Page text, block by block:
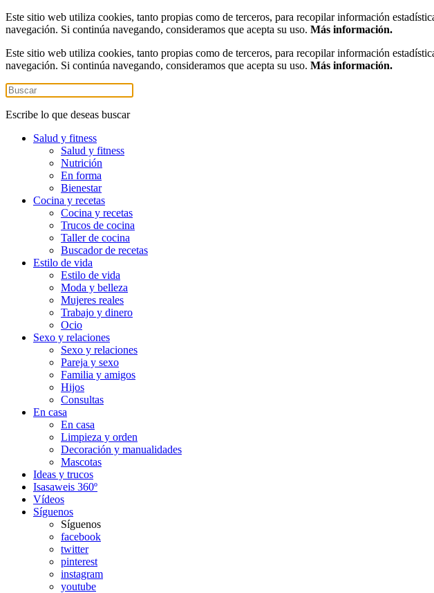
Este sitio web utiliza cookies, tanto propias como de terceros, para recopilar información
navegación. Si continúa navegando, consideramos que acepta su uso. Más información.
Este sitio web utiliza cookies, tanto propias como de terceros, para recopilar información
navegación. Si continúa navegando, consideramos que acepta su uso. Más información.
Escribe lo que deseas buscar
Salud y fitness
Salud y fitness
Nutrición
En forma
Bienestar
Cocina y recetas
Cocina y recetas
Trucos de cocina
Taller de cocina
Buscador de recetas
Estilo de vida
Estilo de vida
Moda y belleza
Mujeres reales
Trabajo y dinero
Ocio
Sexo y relaciones
Sexo y relaciones
Pareja y sexo
Familia y amigos
Hijos
Consultas
En casa
En casa
Limpieza y orden
Decoración y manualidades
Mascotas
Ideas y trucos
Isasaweis 360º
Vídeos
Síguenos
Síguenos
facebook
twitter
pinterest
instagram
youtube